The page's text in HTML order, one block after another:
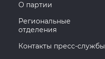
О партии
Региональные
отделения
Контакты пресс-службы